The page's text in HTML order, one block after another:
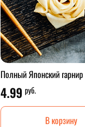
Полный Японский гарнир
4.99 руб.
В корзину